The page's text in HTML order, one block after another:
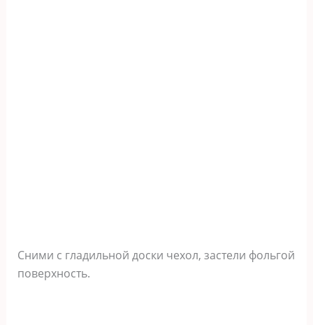
Сними с гладильной доски чехол, застели фольгой
поверхность.